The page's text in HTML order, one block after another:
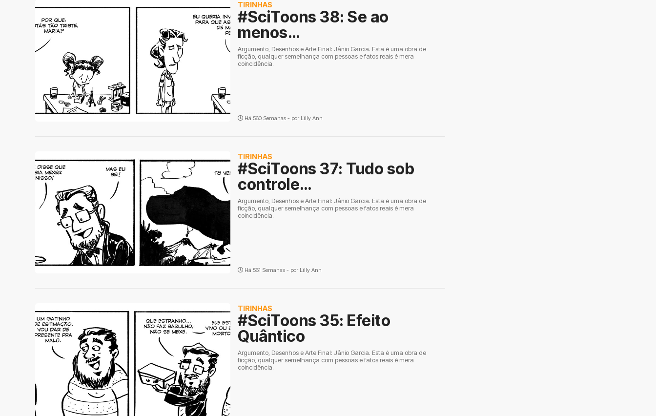
TIRINHAS
#SciToons 38: Se ao
menos…
Argumento, Desenhos e Arte Final: Jânio Garcia. Esta é uma obra de
ficção, qualquer semelhança com pessoas e fatos reais é mera
coincidência.
Há 560 Semanas - por Lilly Ann
TIRINHAS
#SciToons 37: Tudo sob
controle…
Argumento, Desenhos e Arte Final: Jânio Garcia. Esta é uma obra de
ficção, qualquer semelhança com pessoas e fatos reais é mera
coincidência.
Há 561 Semanas - por Lilly Ann
TIRINHAS
#SciToons 35: Efeito
Quântico
Argumento, Desenhos e Arte Final: Jânio Garcia. Esta é uma obra de
ficção, qualquer semelhança com pessoas e fatos reais é mera
coincidência.